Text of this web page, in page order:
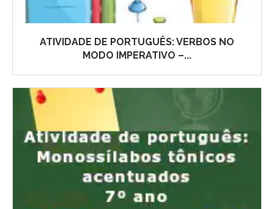
ATIVIDADE DE PORTUGUÊS: VERBOS NO
MODO IMPERATIVO –...